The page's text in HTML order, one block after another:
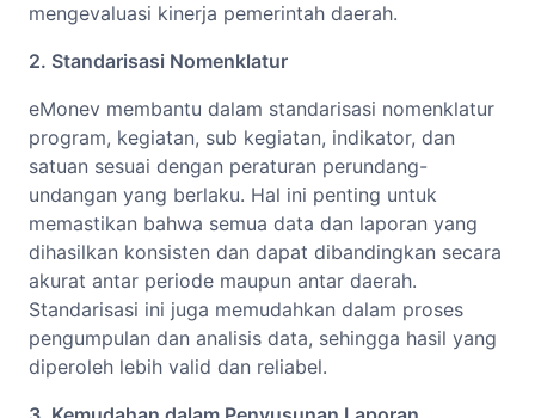
mengevaluasi kinerja pemerintah daerah.
2. Standarisasi Nomenklatur
eMonev membantu dalam standarisasi nomenklatur
program, kegiatan, sub kegiatan, indikator, dan
satuan sesuai dengan peraturan perundang-
undangan yang berlaku. Hal ini penting untuk
memastikan bahwa semua data dan laporan yang
dihasilkan konsisten dan dapat dibandingkan secara
akurat antar periode maupun antar daerah.
Standarisasi ini juga memudahkan dalam proses
pengumpulan dan analisis data, sehingga hasil yang
diperoleh lebih valid dan reliabel.